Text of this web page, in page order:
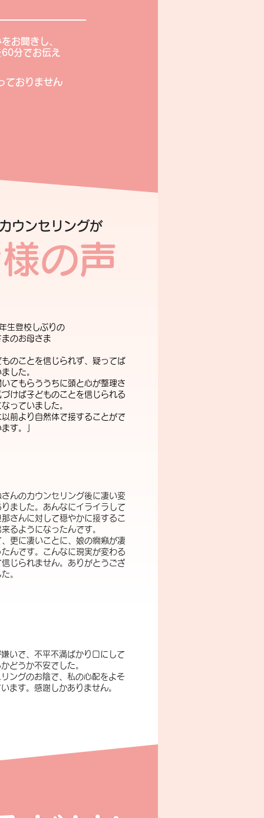
お聞きし、
分でお伝え
ておりません
ウンセリングが
の声
生登校しぶりの
のお母さま
ものことを信じられず、疑ってば
した。
てもらううちに頭と心が整理さ
けば子どものことを信じられる
っていました。
以前より自然体で接することがで
す。」
んのカウンセリング後に凄い変
りました。あんなにイライラして
さんに対して穏やかに接するこ
るようになったんです。
更に凄いことに、娘の癇癪が凄
んです。こんなに現実が変わる
じられません。ありがとうござ
。
いで、不平不満ばかり口にして
どうか不安でした。
ングのお陰で、私の心配をよそ
ます。感謝しかありません。